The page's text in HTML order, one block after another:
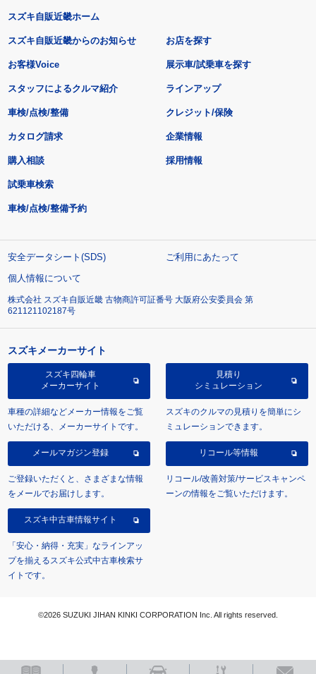
スズキ自販近畿ホーム
スズキ自販近畿からのお知らせ
お客様Voice
スタッフによるクルマ紹介
お店を探す
展示車/試乗車を探す
ラインアップ
車検/点検/整備 クレジット/保険
カタログ請求
購入相談
試乗車検索
車検/点検/整備予約
企業情報
採用情報
安全データシート(SDS)
ご利用にあたって
個人情報について
株式会社 スズキ自販近畿 古物商許可証番号 大阪府公安委員会 第
621121102187号
スズキメーカーサイト
スズキ四輪車
メーカーサイト
車種の詳細などメーカー情報をご覧
いただける、メーカーサイトです。
見積り
シミュレーション
スズキのクルマの見積りを簡単にシ
ミュレーションできます。
メールマガジン登録
ご登録いただくと、さまざまな情報
をメールでお届けします。
リコール等情報
リコール/改善対策/サービスキャンペ
ーンの情報をご覧いただけます。
スズキ中古車情報サイト
「安心・納得・充実」なラインアッ
プを揃えるスズキ公式中古車検索サ
イトです。
©2026 SUZUKI JIHAN KINKI CORPORATION Inc. All rights reserved.